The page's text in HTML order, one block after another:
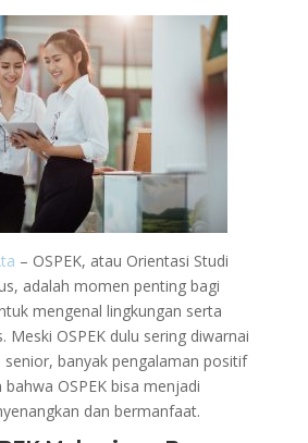
– OSPEK, atau Orientasi Studi
adalah momen penting bagi
mengenal lingkungan serta
Meski OSPEK dulu sering diwarnai
banyak pengalaman positif
OSPEK bisa menjadi
dan bermanfaat.